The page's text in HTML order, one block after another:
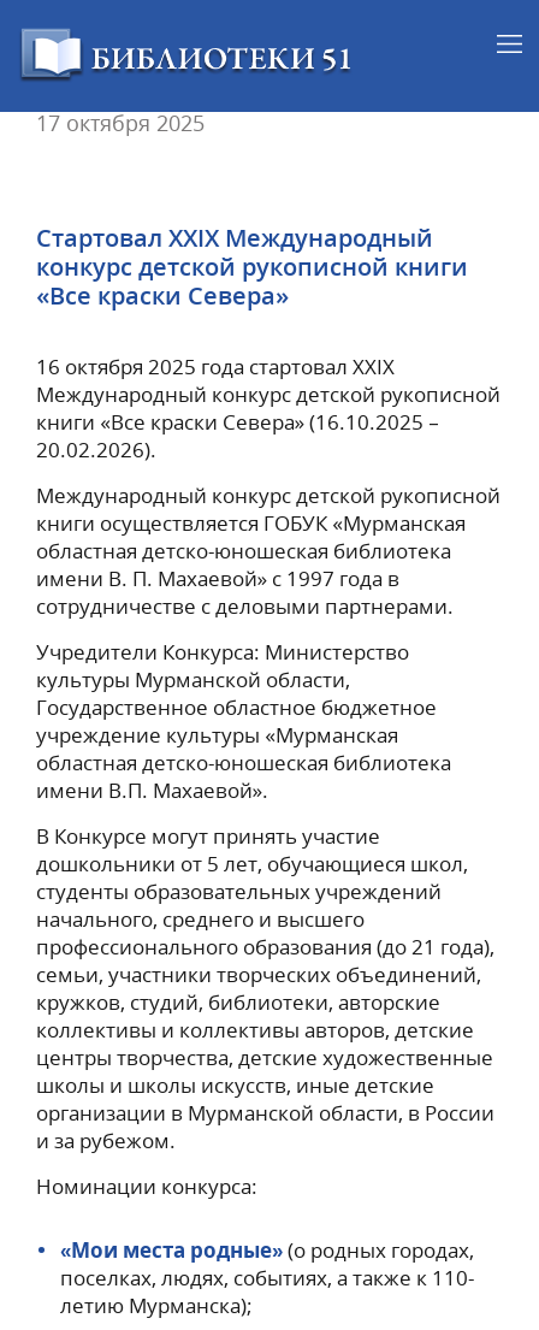
17 октября 2025
Стартовал XXIX Международный
конкурс детской рукописной книги
«Все краски Севера»
16 октября 2025 года стартовал XXIX
Международный конкурс детской рукописной
книги «Все краски Севера» (16.10.2025 –
20.02.2026).
Международный конкурс детской рукописной
книги осуществляется ГОБУК «Мурманская
областная детско-юношеская библиотека
имени В. П. Махаевой» с 1997 года в
сотрудничестве с деловыми партнерами.
Учредители Конкурса: Министерство
культуры Мурманской области,
Государственное областное бюджетное
учреждение культуры «Мурманская
областная детско-юношеская библиотека
имени В.П. Махаевой».
В Конкурсе могут принять участие
дошкольники от 5 лет, обучающиеся школ,
студенты образовательных учреждений
начального, среднего и высшего
профессионального образования (до 21 года),
семьи, участники творческих объединений,
кружков, студий, библиотеки, авторские
коллективы и коллективы авторов, детские
центры творчества, детские художественные
школы и школы искусств, иные детские
организации в Мурманской области, в России
и за рубежом.
Номинации конкурса:
«Мои места родные»(о родных городах,
поселках, людях, событиях, а также к 110-
летию Мурманска);